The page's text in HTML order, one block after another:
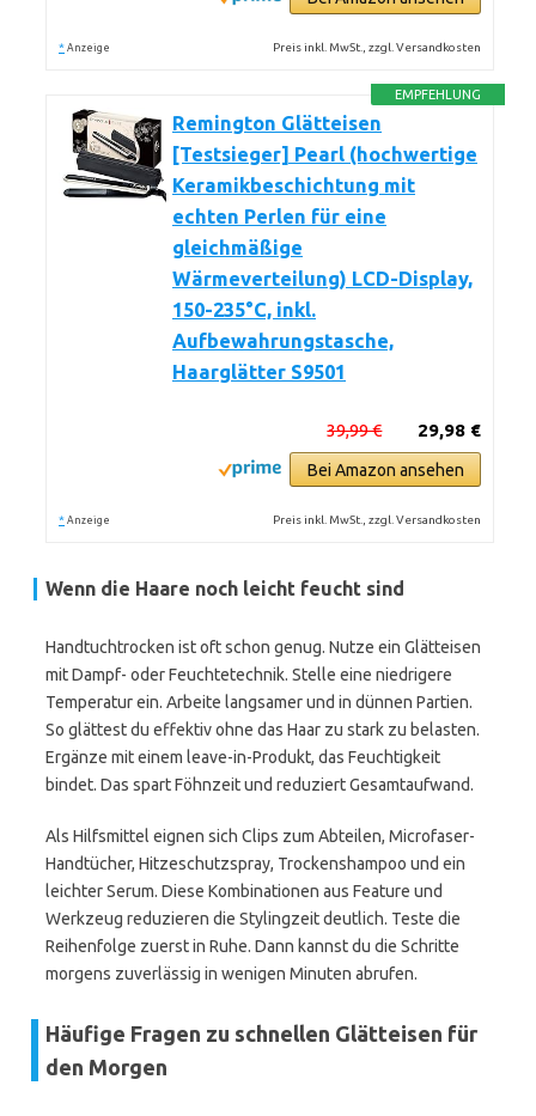
* Anzeige Preis inkl. MwSt., zzgl. Versandkosten
EMPFEHLUNG
Remington Glätteisen
[Testsieger] Pearl (hochwertige
Keramikbeschichtung mit
echten Perlen für eine
gleichmäßige
Wärmeverteilung) LCD-Display,
150-235°C, inkl.
Aufbewahrungstasche,
Haarglätter S9501
29,98 €
39,99 €
Bei Amazon ansehen
* Anzeige Preis inkl. MwSt., zzgl. Versandkosten
Wenn die Haare noch leicht feucht sind
Handtuchtrocken ist oft schon genug. Nutze ein Glätteisen
mit Dampf- oder Feuchtetechnik. Stelle eine niedrigere
Temperatur ein. Arbeite langsamer und in dünnen Partien.
So glättest du effektiv ohne das Haar zu stark zu belasten.
Ergänze mit einem leave-in-Produkt, das Feuchtigkeit
bindet. Das spart Föhnzeit und reduziert Gesamtaufwand.
Als Hilfsmittel eignen sich Clips zum Abteilen, Microfaser-
Handtücher, Hitzeschutzspray, Trockenshampoo und ein
leichter Serum. Diese Kombinationen aus Feature und
Werkzeug reduzieren die Stylingzeit deutlich. Teste die
Reihenfolge zuerst in Ruhe. Dann kannst du die Schritte
morgens zuverlässig in wenigen Minuten abrufen.
Häufige Fragen zu schnellen Glätteisen für
den Morgen